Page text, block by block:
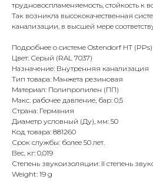
трудновоспламеняемость, стойкость к
Так возникла высококачественная
канализации, в высшей мере
Подробнее о системе Ostendorf HT
Цвет: Серый (RAL 7037)
Назначение: Внутренняя канализация
Тип товара: Манжета резиновая
Материал: Полипропилен (ПП)
Макс. рабочее давление, бар: 0,5
Страна: Германия
Диаметр условный (Ду), мм: 50
Код товара: 881260
Срок службы: более 50 лет.
Вес, кг: 0,019
Степень звукоизоляции: II степень
Weight: 19 g